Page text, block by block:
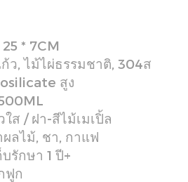
* 7CM
ว, ไม้ไผ่ธรรมชาติ, 304ส
สูง
ส / ฝา-สีไม้เมเปิ้ล
ลไม้, ชา, กาแฟ
รักษา 1 ปี+
ฟูก